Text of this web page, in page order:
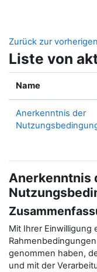
Zurück zur
Liste von
Name
Anerkenntnis der
Anerkenntnis
Mit Ihrer Einwilligung
genommen haben,
und mit der